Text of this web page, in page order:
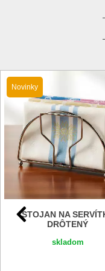
Novinky
STOJAN NA
DRÔTENÝ
skladom